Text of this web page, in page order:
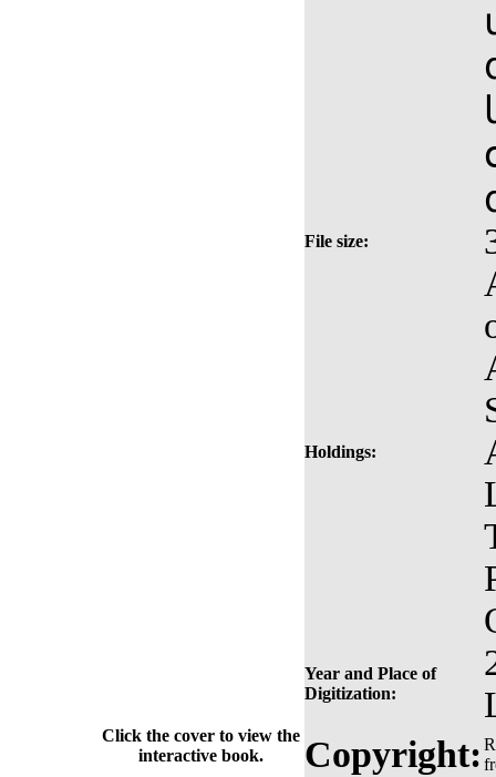
File size:
Holdings:
Year and Place of
Digitization:
Click the cover to view the
interactive book.
Copyright: